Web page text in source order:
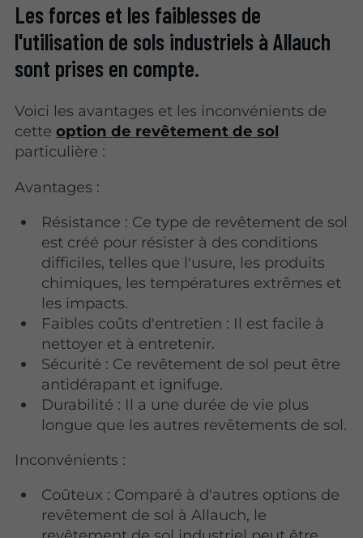
Les forces et les faiblesses de
l'utilisation de sols industriels à Allauch
sont prises en compte.
Voici les avantages et les inconvénients de
cetteoption de revêtement de sol
particulière :
Avantages :
Résistance : Ce type de revêtement de sol
est créé pour résister à des conditions
difficiles, telles que l'usure, les produits
chimiques, les températures extrêmes et
les impacts.
Faibles coûts d'entretien : Il est facile à
nettoyer et à entretenir.
Sécurité : Ce revêtement de sol peut être
antidérapant et ignifuge.
Durabilité : Il a une durée de vie plus
longue que les autres revêtements de sol.
Inconvénients :
Coûteux : Comparé à d'autres options de
revêtement de sol à Allauch, le